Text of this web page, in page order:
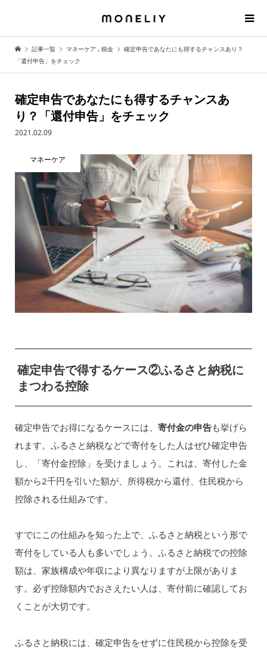
記事一覧 マネーケア , 税金
確定申告であなたにも得するチャンスあり？
「還付申告」をチェック
確定申告であなたにも得するチャンスあ
り？「還付申告」をチェック
2021.02.09
マネーケア
確定申告で得するケース②ふるさと納税に
まつわる控除
確定申告でお得になるケースには、 寄付金の申告も挙げら
れます。ふるさと納税などで寄付をした人はぜひ確定申告
し、「寄付金控除」を受けましょう。これは、寄付した金
額から2千円を引いた額が、所得税から還付、住民税から
控除される仕組みです。
すでにこの仕組みを知った上で、ふるさと納税という形で
寄付をしている人も多いでしょう。ふるさと納税での控除
額は、家族構成や年収により異なりますが上限がありま
す。必ず控除額内でおさえたい人は、寄付前に確認してお
くことが大切です。
ふるさと納税には、確定申告をせずに住民税から控除を受